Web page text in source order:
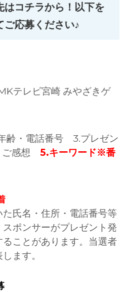
はコチラから！以下を
応募ください♪
テレビ宮崎 みやざきゲ
齢・電話番号 3.プレゼン
ご感想5.キーワード※番
氏名・住所・電話番号等
ポンサーがプレゼント発
ことがあります。当選者
ます。